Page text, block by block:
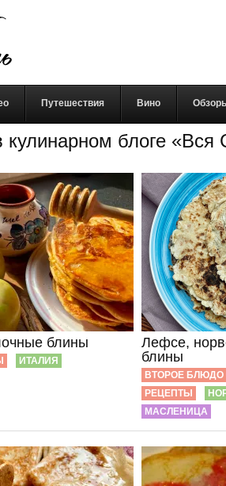
Путешествия Вино
блоге «Вся
блины
ИТАЛИЯ
Лефсе,
блины
ВТОРОЕ БЛЮДО
РЕЦЕПТЫ
МАСЛЕНИЦА